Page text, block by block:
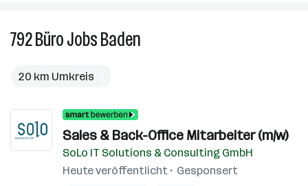
792BüroJobsBaden
20 km Umkreis
Sales & Back-Office Mitarbeiter (m/w)
SoLo IT Solutions & Consulting GmbH
Heute veröffentlicht
Gesponsert